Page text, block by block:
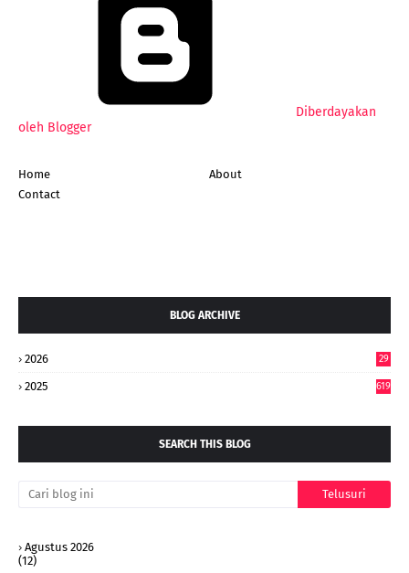
Diberdayakan
oleh Blogger
Home
About
Contact
BLOG ARCHIVE
2026
29
2025 619
SEARCH THIS BLOG
Agustus 2026
(12)